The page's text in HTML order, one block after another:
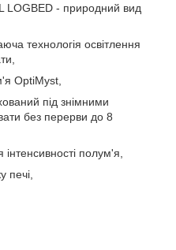
LOGBED - природний вид
технологія освітлення
OptiMyst,
під знімними
без перерви до 8
полум'я,
печі,